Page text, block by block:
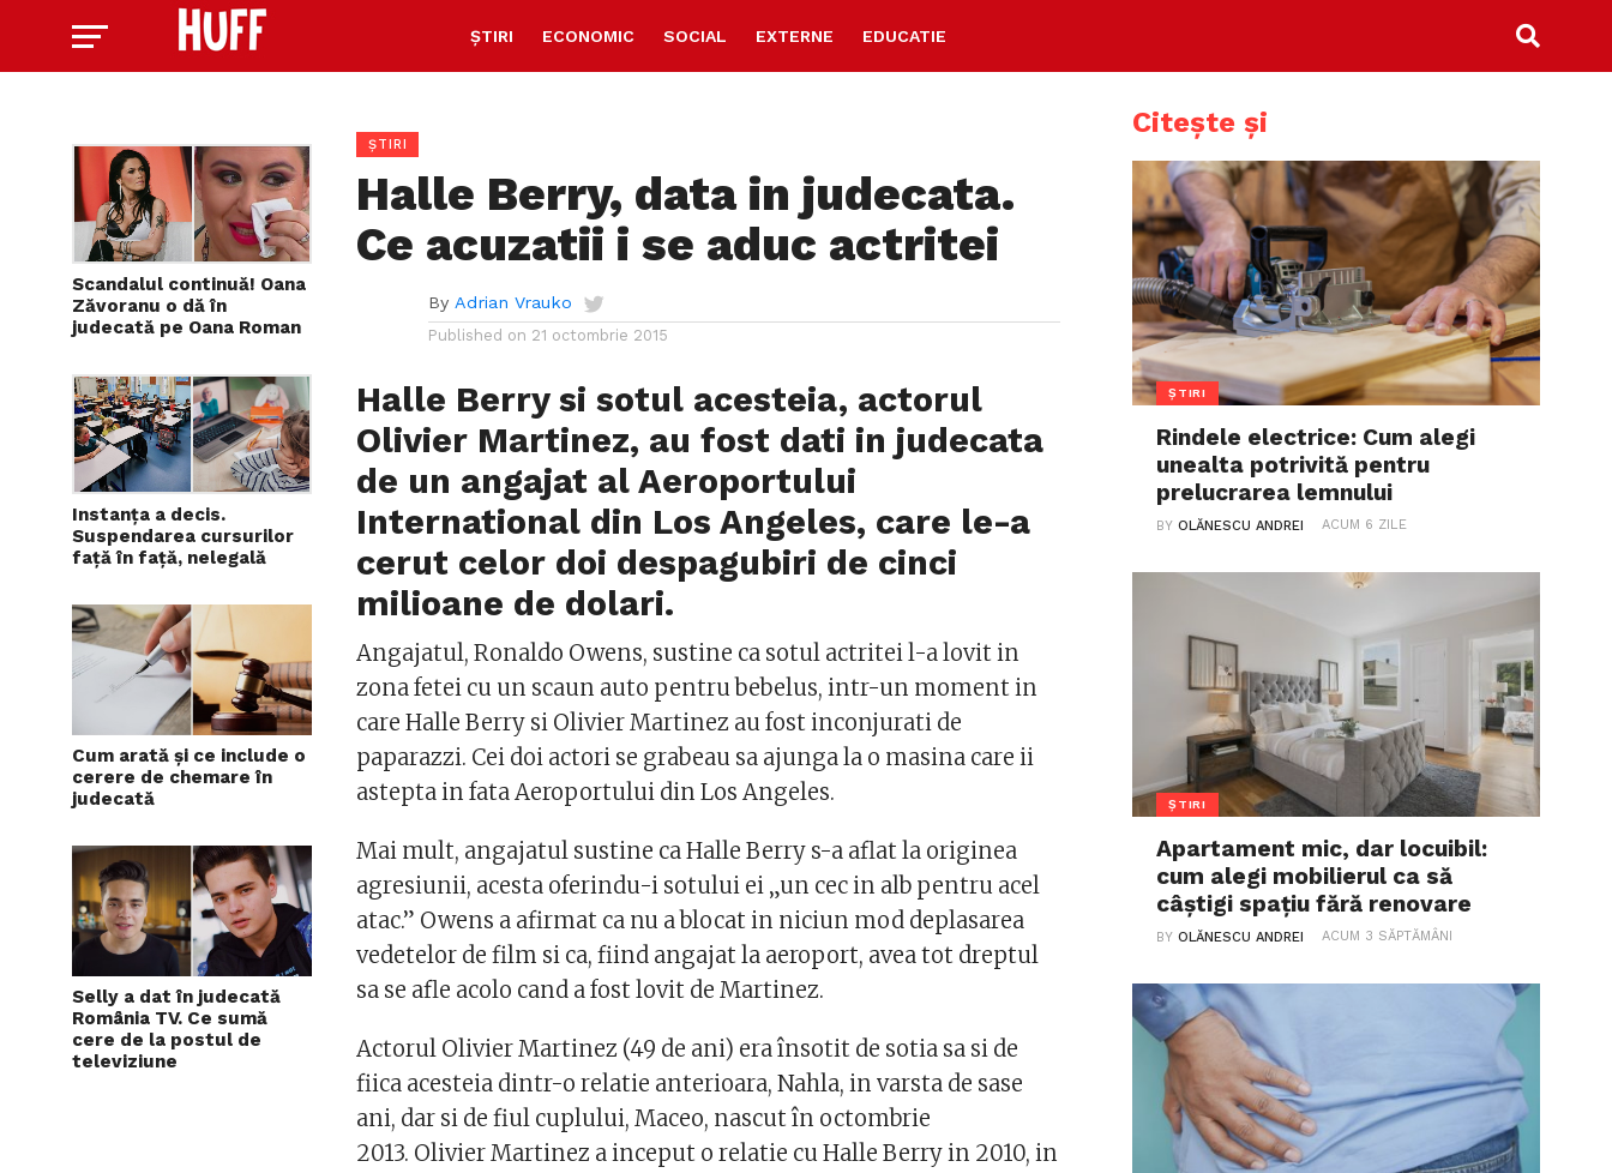
ȘTIRI ECONOMIC SOCIAL EXTERNE EDUCATIE
Scandalul continuă! Oana
Zăvoranu o dă în
judecată pe Oana Roman
Instanța a decis.
Suspendarea cursurilor
față în față, nelegală
Cum arată și ce include o
cerere de chemare în
judecată
Selly a dat în judecată
România TV. Ce sumă
cere de la postul de
televiziune
ȘTIRI
Halle Berry, data in judecata.
Ce acuzatii i se aduc actritei
By Adrian Vrauko
Published on 21 octombrie 2015
Halle Berry si sotul acesteia, actorul
Olivier Martinez, au fost dati in judecata
de un angajat al Aeroportului
International din Los Angeles, care le-a
cerut celor doi despagubiri de cinci
milioane de dolari.
Angajatul, Ronaldo Owens, sustine ca sotul actritei l-a lovit in
zona fetei cu un scaun auto pentru bebelus, intr-un moment in
care Halle Berry si Olivier Martinez au fost inconjurati de
paparazzi. Cei doi actori se grabeau sa ajunga la o masina care ii
astepta in fata Aeroportului din Los Angeles.
Mai mult, angajatul sustine ca Halle Berry s-a aflat la originea
agresiunii, acesta oferindu-i sotului ei „un cec in alb pentru acel
atac.” Owens a afirmat ca nu a blocat in niciun mod deplasarea
vedetelor de film si ca, fiind angajat la aeroport, avea tot dreptul
sa se afle acolo cand a fost lovit de Martinez.
Actorul Olivier Martinez (49 de ani) era însotit de sotia sa si de
fiica acesteia dintr-o relatie anterioara, Nahla, in varsta de sase
ani, dar si de fiul cuplului, Maceo, nascut în octombrie
2013. Olivier Martinez a inceput o relatie cu Halle Berry in 2010, in
Citește și
ȘTIRI
Rindele electrice: Cum alegi
unealta potrivită pentru
prelucrarea lemnului
BYOLĂNESCU ANDREI ACUM 6 ZILE
ȘTIRI
Apartament mic, dar locuibil:
cum alegi mobilierul ca să
câștigi spațiu fără renovare
BYOLĂNESCU ANDREI ACUM 3 SĂPTĂMÂNI